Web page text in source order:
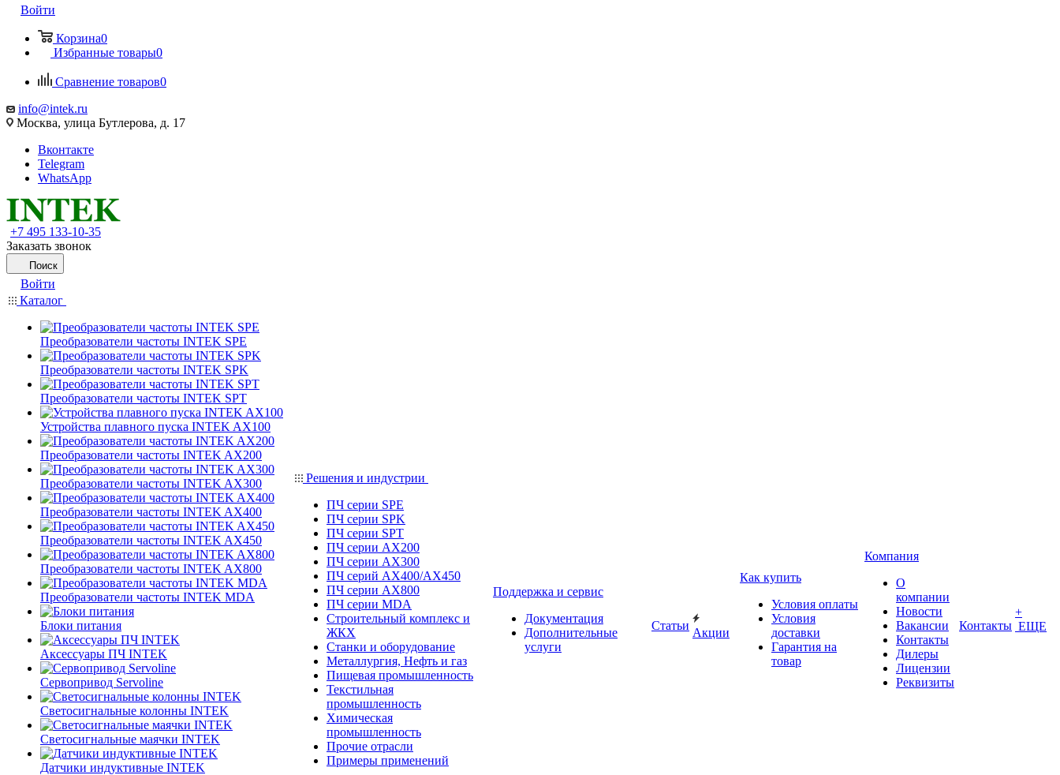
Войти
Корзина0
Избранные товары0
Сравнение товаров0
info@intek.ru
Москва, улица Бутлерова, д. 17
Вконтакте
Telegram
WhatsApp
+7 495 133-10-35
Заказать звонок
Поиск
Войти
Каталог
Преобразователи частоты INTEK SPE
Преобразователи частоты INTEK SPK
Преобразователи частоты INTEK SPT
Устройства плавного пуска INTEK AX100
Преобразователи частоты INTEK AX200
Преобразователи частоты INTEK AX300
Преобразователи частоты INTEK AX400
Преобразователи частоты INTEK AX450
Преобразователи частоты INTEK AX800
Преобразователи частоты INTEK MDA
Блоки питания
Аксессуары ПЧ INTEK
Сервопривод Servoline
Светосигнальные колонны INTEK
Светосигнальные маячки INTEK
Датчики индуктивные INTEK
Решения и индустрии
ПЧ серии SPE
ПЧ серии SPK
ПЧ серии SPT
ПЧ серии AX200
ПЧ серии AX300
ПЧ серий AX400/AX450
ПЧ серии AX800
ПЧ серии MDA
Строительный комплекс и
ЖКХ
Станки и оборудование
Металлургия, Нефть и газ
Пищевая промышленность
Текстильная
промышленность
Химическая
промышленность
Прочие отрасли
Примеры применений
Поддержка и сервис
Документация
Дополнительные
услуги
Статьи
Акции
Как купить
Условия оплаты
Условия
доставки
Гарантия на
товар
Компания
О
компании
Новости
Вакансии
Контакты
Дилеры
Лицензии
Реквизиты
Контакты
+
ЕЩЕ